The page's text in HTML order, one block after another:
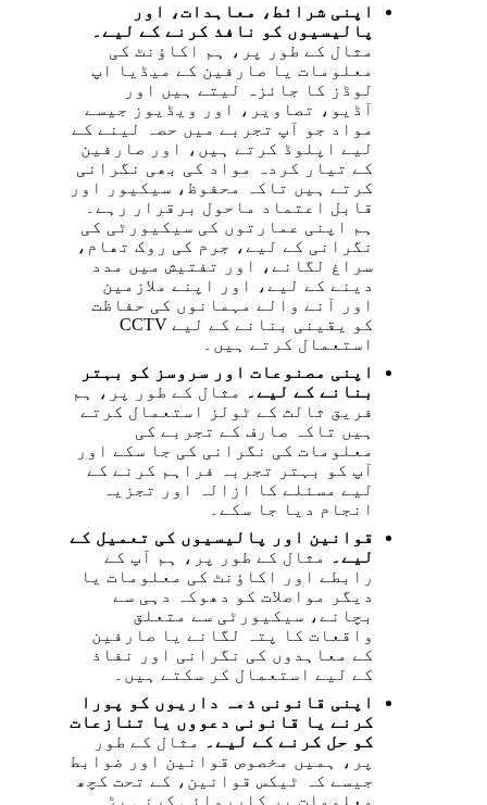
اپنی شرائط، معاہدات، اور
پالیسیوں کو نافذ کرنے کے لیے۔
مثال کے طور پر، ہم اکاؤنٹ کی
معلومات یا صارفین کے میڈیا اپ
لوڈز کا جائزہ لیتے ہیں اور
آڈیو، تصاویر، اور ویڈیوز جیسے
مواد جو آپ تجربے میں حصہ لینے کے
لیے اپلوڈ کرتے ہیں، اور صارفین
کے تیار کردہ مواد کی بھی نگرانی
کرتے ہیں تاکہ محفوظ، سیکیور اور
قابل اعتماد ماحول برقرار رہے۔
ہم اپنی عمارتوں کی سیکیورٹی کی
نگرانی کے لیے، جرم کی روک تھام،
سراغ لگانے، اور تفتیش میں مدد
دینے کے لیے، اور اپنے ملازمین
اور آنے والے مہمانوں کی حفاظت
کو یقینی بنانے کے لیے CCTV
استعمال کرتے ہیں۔
اپنی مصنوعات اور سروسز کو بہتر
بنانے کے لیے۔
مثال کے طور پر، ہم
فریق ثالث کے ٹولز استعمال کرتے
ہیں تاکہ صارف کے تجربے کی
معلومات کی نگرانی کی جا سکے اور
آپ کو بہتر تجربہ فراہم کرنے کے
لیے مسئلے کا ازالہ اور تجزیہ
انجام دیا جا سکے۔
قوانین اور پالیسیوں کی تعمیل کے
لیے۔
مثال کے طور پر، ہم آپ کے
رابطے اور اکاؤنٹ کی معلومات یا
دیگر مواصلات کو دھوکہ دہی سے
بچانے، سیکیورٹی سے متعلق
واقعات کا پتہ لگانے یا صارفین
کے معاہدوں کی نگرانی اور نفاذ
کے لیے استعمال کر سکتے ہیں۔
اپنی قانونی ذمہ داریوں کو پورا
کرنے یا قانونی دعووں یا تنازعات
کو حل کرنے کے لیے۔
مثال کے طور
پر، ہمیں مخصوص قوانین اور ضوابط
جیسے کہ ٹیکس قوانین، کے تحت کچھ
معلومات پر کارروائی کرنی پڑ